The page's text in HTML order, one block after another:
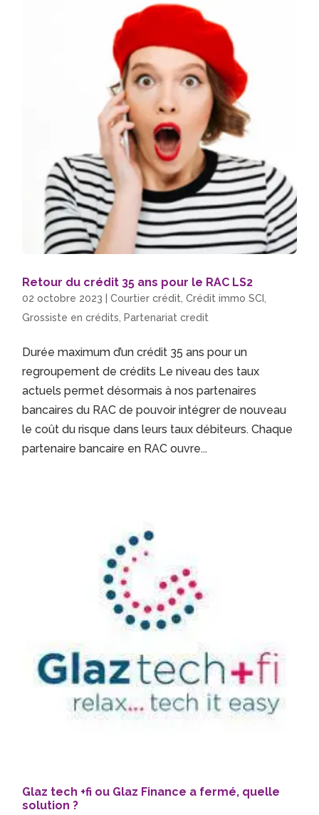
Retour du crédit 35 ans pour le RAC LS2
02 octobre 2023 |Courtier crédit,Crédit immo SCI,
Grossiste en crédits, Partenariat credit
Durée maximum d’un crédit 35 ans pour un
regroupement de crédits Le niveau des taux
actuels permet désormais à nos partenaires
bancaires du RAC de pouvoir intégrer de nouveau
le coût du risque dans leurs taux débiteurs. Chaque
partenaire bancaire en RAC ouvre...
Glaz tech +fi ou Glaz Finance a fermé, quelle
solution ?